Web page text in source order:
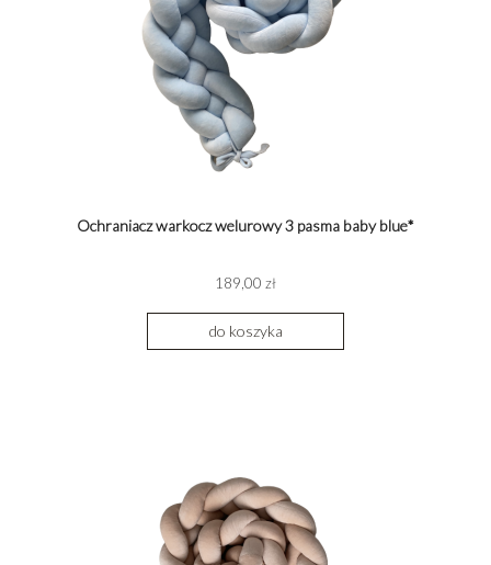
Ochraniacz warkocz welurowy 3 pasma baby blue*
189,00 zł
do koszyka